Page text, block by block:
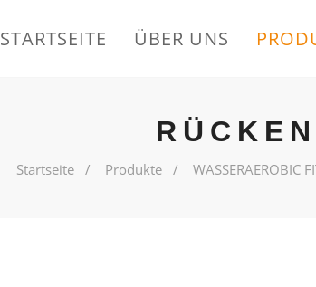
STARTSEITE ÜBER UNS
Startseite Produkte WASSERAEROBIC